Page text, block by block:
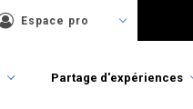
Espace pro
Partage d'expériences